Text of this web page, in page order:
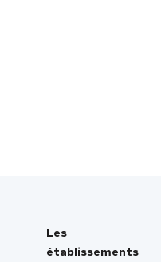
Les
établissements